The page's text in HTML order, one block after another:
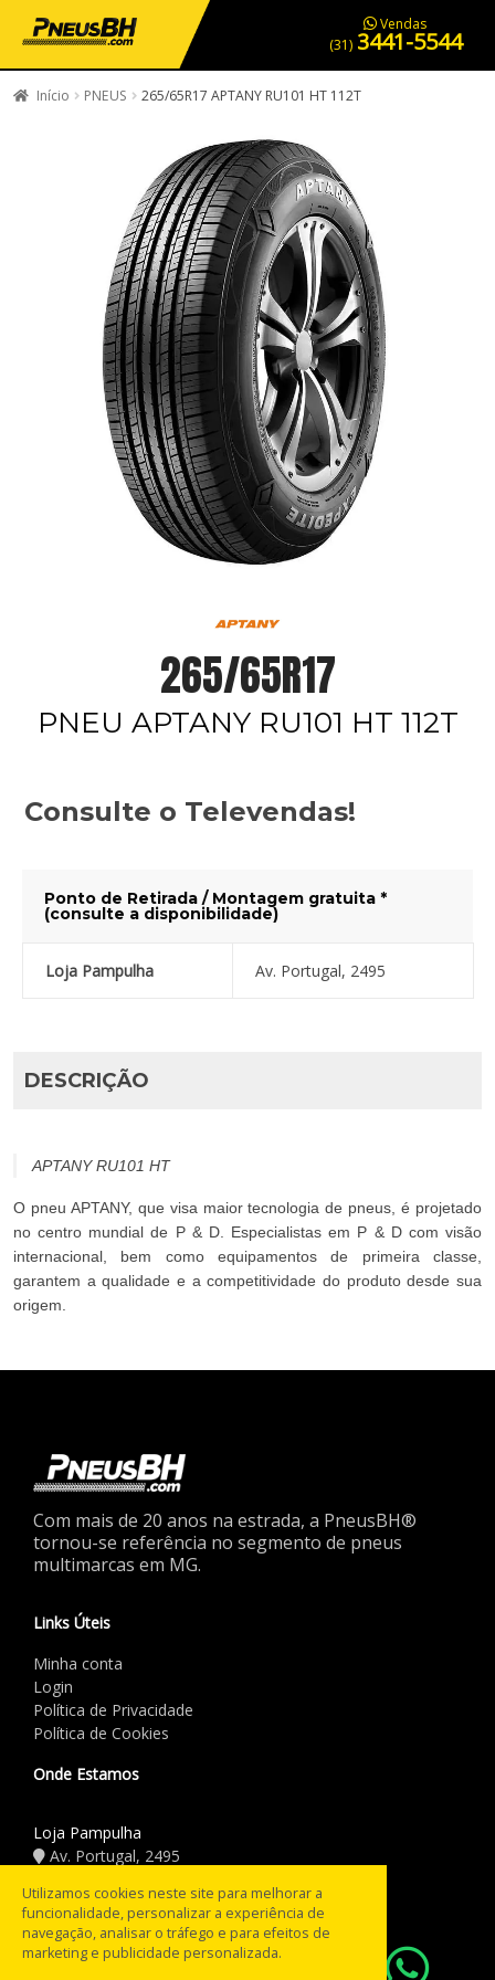
PNEUS EM OFERTA SERVIÇOS AUTOMOTIVOS NOSSA LOJA
Vendas
(31) 3441-5544
Início PNEUS 265/65R17 APTANY RU101 HT 112T
265/65R17
PNEU APTANY RU101 HT 112T
Consulte o Televendas!
Ponto de Retirada / Montagem gratuita *
(consulte a disponibilidade)
Loja Pampulha Av. Portugal, 2495
DESCRIÇÃO
APTANY RU101 HT
O pneu APTANY, que visa maior tecnologia de pneus, é projetado
no centro mundial de P & D. Especialistas em P & D com visão
internacional, bem como equipamentos de primeira classe,
garantem a qualidade e a competitividade do produto desde sua
origem.
Com mais de 20 anos na estrada, a PneusBH®
tornou-se referência no segmento de pneus
multimarcas em MG.
Links Úteis
Minha conta
Login
Política de Privacidade
Política de Cookies
Onde Estamos
Loja Pampulha
Av. Portugal, 2495
Horário de Funcionamento
Seg a Sex: 08:00 às 18:00
Utilizamos cookies neste site para melhorar a
funcionalidade, personalizar a experiência de
navegação, analisar o tráfego e para efeitos de
marketing e publicidade personalizada.